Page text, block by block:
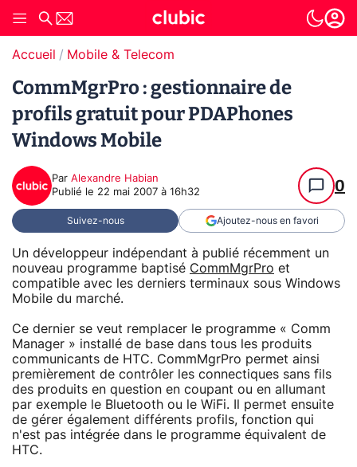
Accueil Mobile & Telecom
CommMgrPro : gestionnaire de
profils gratuit pour PDAPhones
Windows Mobile
Par Alexandre Habian
Publié le 22 mai 2007 à 16h32 0
Suivez-nous Ajoutez-nous en favori
Un développeur indépendant à publié récemment un
nouveau programme baptisé CommMgrPro et
compatible avec les derniers terminaux sous Windows
Mobile du marché.
Ce dernier se veut remplacer le programme « Comm
Manager » installé de base dans tous les produits
communicants de HTC. CommMgrPro permet ainsi
premièrement de contrôler les connectiques sans fils
des produits en question en coupant ou en allumant
par exemple le Bluetooth ou le WiFi. Il permet ensuite
de gérer également différents profils, fonction qui
n'est pas intégrée dans le programme équivalent de
HTC.